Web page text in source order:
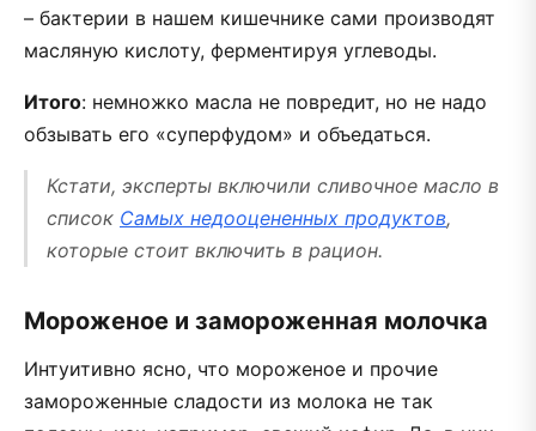
– бактерии в нашем кишечнике сами производят
масляную кислоту, ферментируя углеводы.
Итого: немножко масла не повредит, но не надо
обзывать его «суперфудом» и объедаться.
Кстати, эксперты включили сливочное масло в
список Самых недооцененных продуктов,
которые стоит включить в рацион.
Мороженое и замороженная молочка
Интуитивно ясно, что мороженое и прочие
замороженные сладости из молока не так